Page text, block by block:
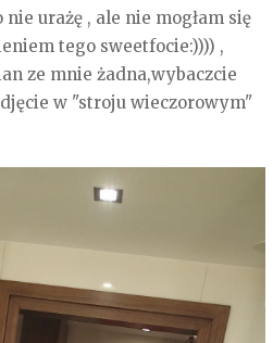
urażę , ale nie mogłam się
tego sweetfocie:)))) ,
ze mnie żadna,wybaczcie
w "stroju wieczorowym"